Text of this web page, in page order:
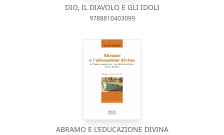
DIO, IL DIAVOLO E GLI IDOLI
9788810403099
ABRAMO E L’EDUCAZIONE DIVINA